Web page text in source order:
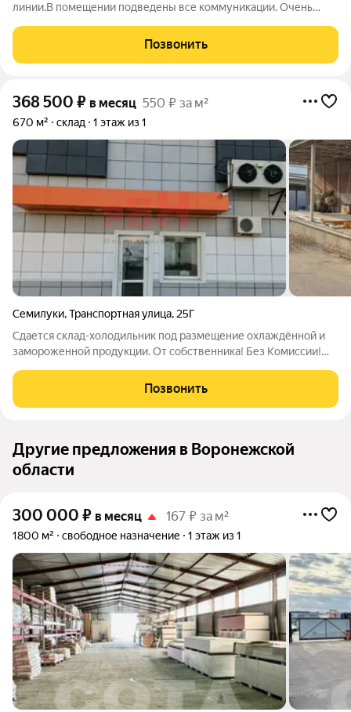
линии.В помещении подведены все коммуникации. Очень
просмотр.Торг реальным арендаторам. Код пользователя:
105484 Номер в базе: 10816898
Позвонить
368 500 ₽ в месяц 550 ₽ за м²
670 м² склад 1 этаж из 1
Семилуки,Транспортная улица, 25Г
Сдается склад-холодильник под размещение охлаждённой и
замороженной продукции. От собственника! Без Комиссии!
площадь 670 м 6 камер площадью 500 м с температурой от +6
до - 18 градусов, с
Позвонить
Другие предложения в Воронежской
области
300 000 ₽ в месяц 167 ₽ за м²
1800 м² свободное назначение 1 этаж из 1